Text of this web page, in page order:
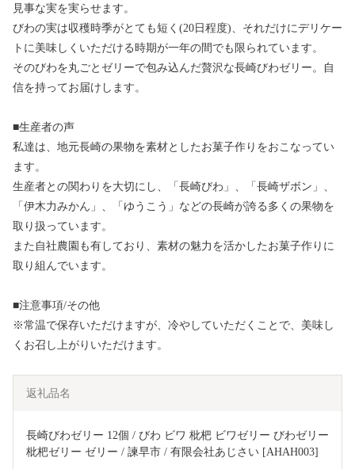
見事な実を実らせます。
びわの実は収穫時季がとても短く(20日程度)、それだけにデリケー
トに美味しくいただける時期が一年の間でも限られています。
そのびわを丸ごとゼリーで包み込んだ贅沢な長崎びわゼリー。自
信を持ってお届けします。
■生産者の声
私達は、地元長崎の果物を素材としたお菓子作りをおこなってい
ます。
生産者との関わりを大切にし、「長崎びわ」、「長崎ザボン」、
「伊木力みかん」、「ゆうこう」などの長崎が誇る多くの果物を
取り扱っています。
また自社農園も有しており、素材の魅力を活かしたお菓子作りに
取り組んでいます。
■注意事項/その他
※常温で保存いただけますが、冷やしていただくことで、美味し
くお召し上がりいただけます。
返礼品名
長崎びわゼリー 12個 / びわ ビワ 枇杷 ビワゼリー びわゼリー
枇杷ゼリー ゼリー / 諫早市 / 有限会社あじさい [AHAH003]